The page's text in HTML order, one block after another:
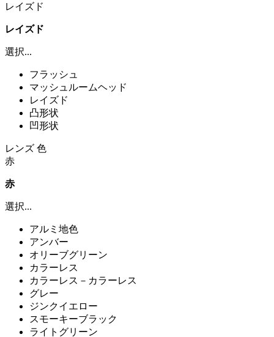
レイズド
レイズド
選択...
フラッシュ
マッシュルームヘッド
レイズド
凸形状
凹形状
レンズ 色
赤
赤
選択...
アルミ地色
アンバー
オリーブグリーン
カラーレス
カラーレス－カラーレス
グレー
ジンクイエロー
スモーキーブラック
ライトグリーン